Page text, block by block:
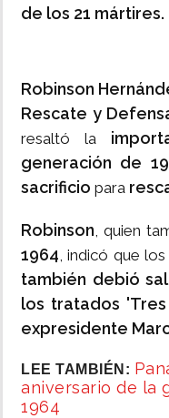
de los 21 mártires.
Robinson
Rescate y
resaltó la
generación de
sacrificio para
Robinson, quien
1964, indicó que los
también debió
los tratados
expresidente
LEE TAMBIÉN:
aniversario de la
1964